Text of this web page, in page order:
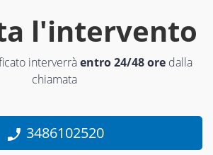
l'intervento
interverràentro 24/48 ore dalla
chiamata
3486102520